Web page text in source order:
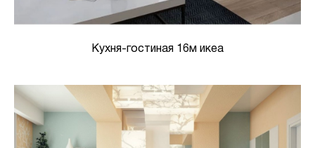
Кухня-гостиная 16м икеа